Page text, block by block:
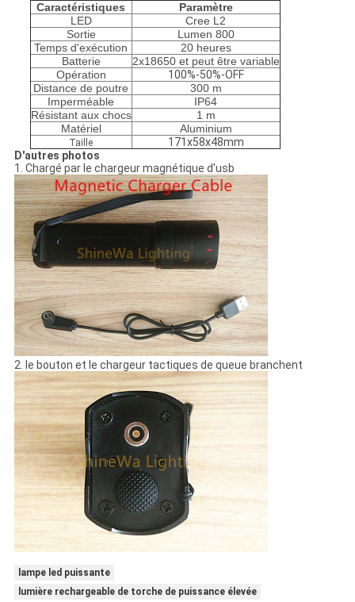
Caractéristiques
Paramètre
LED
Cree L2
Sortie
Lumen 800
Temps d'exécution
20 heures
Batterie
2x18650 et peut être variable
Opération
100%-50%-OFF
Distance de poutre
300 m
Imperméable
IP64
Résistant aux chocs
1 m
Matériel
Aluminium
Taille
171x58x48mm
D'autres photos
1. Chargé par le chargeur magnétique d'usb
2. le bouton et le chargeur tactiques de queue branchent
lampe led puissante
lumière rechargeable de torche de puissance élevée